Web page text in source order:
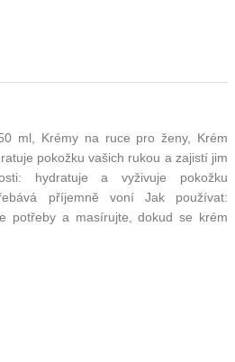
ml, Krémy na ruce pro ženy, Krém
pokožku vašich rukou a zajistí jim
hydratuje a vyživuje pokožku
příjemně voní Jak používat:
potřeby a masírujte, dokud se krém